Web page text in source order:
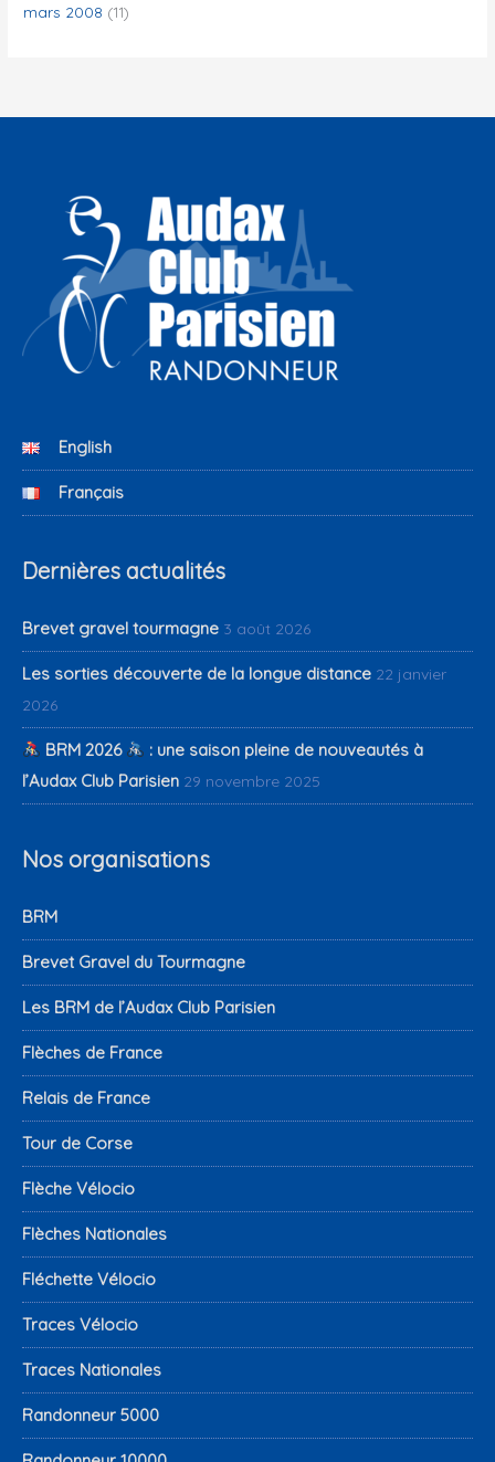
mars 2008 (11)
English
Français
Dernières actualités
Brevet gravel tourmagne 3 août 2026
Les sorties découverte de la longue distance 22 janvier
2026
BRM 2026
: une saison pleine de nouveautés à
l’Audax Club Parisien 29 novembre 2025
Nos organisations
BRM
Brevet Gravel du Tourmagne
Les BRM de l’Audax Club Parisien
Flèches de France
Relais de France
Tour de Corse
Flèche Vélocio
Flèches Nationales
Fléchette Vélocio
Traces Vélocio
Traces Nationales
Randonneur 5000